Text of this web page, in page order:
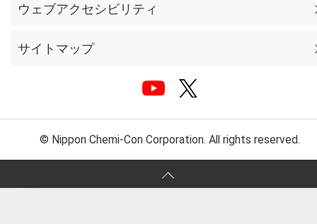
ウェブアクセシビリティ
サイトマップ
© Nippon Chemi-Con Corporation. All rights reserved.